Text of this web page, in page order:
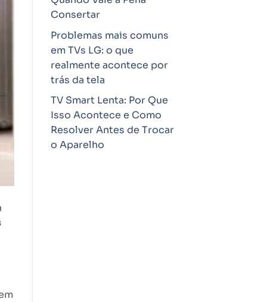
Consertar
Problemas mais comuns
em TVs LG: o que
realmente acontece por
trás da tela
TV Smart Lenta: Por Que
Isso Acontece e Como
Resolver Antes de Trocar
o Aparelho